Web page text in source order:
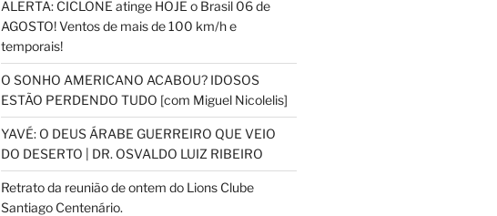
ALERTA: CICLONE atinge HOJE o Brasil 06 de
AGOSTO! Ventos de mais de 100 km/h e
temporais!
O SONHO AMERICANO ACABOU? IDOSOS
ESTÃO PERDENDO TUDO [com Miguel Nicolelis]
YAVÉ: O DEUS ÁRABE GUERREIRO QUE VEIO
DO DESERTO | DR. OSVALDO LUIZ RIBEIRO
Retrato da reunião de ontem do Lions Clube
Santiago Centenário.